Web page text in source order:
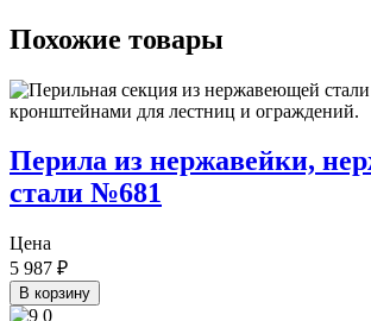
Похожие товары
Перила из нержавейки,
стали №681
Цена
5 987 ₽
В корзину